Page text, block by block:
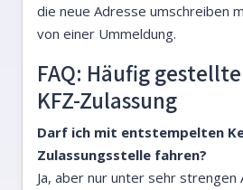
die neue Adresse umschreiben
von einer Ummeldung.
FAQ: Häufig
KFZ-Zulassung
Darf ich mit entstempelten
Zulassungsstelle fahren?
Ja, aber nur unter sehr strengen